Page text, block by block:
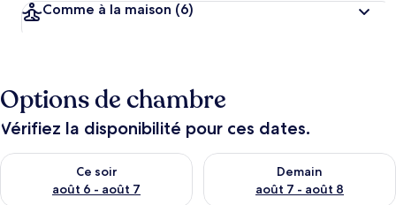
x
n
o
Comme à la maison (6)
Options de chambre
Vérifiez la disponibilité pour ces dates.
Ce soir
août 6 - août 7
Vérifier la disponibilité pour ce soir août 6 - août 7
Demain
août 7 - août 8
Vérifier la disponibilité pour